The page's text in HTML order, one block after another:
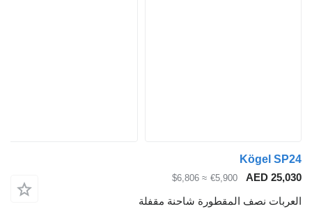
Kögel SP24
AED 25,030
€5,900
≈ $6,806
العربات نصف المقطورة شاحنة مقفلة